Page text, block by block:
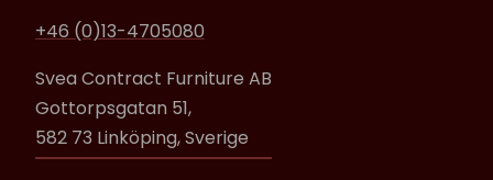
+46 (0)13-4705080
Svea Contract Furniture AB
Gottorpsgatan 51,
582 73 Linköping, Sverige